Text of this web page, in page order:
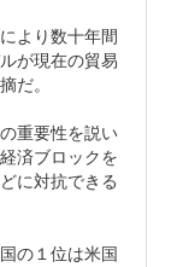
より数十年間
が現在の貿易
だ。
重要性を説い
済ブロックを
に対抗できる
の１位は米国